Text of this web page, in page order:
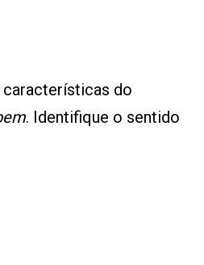
características do
. Identifique o sentido